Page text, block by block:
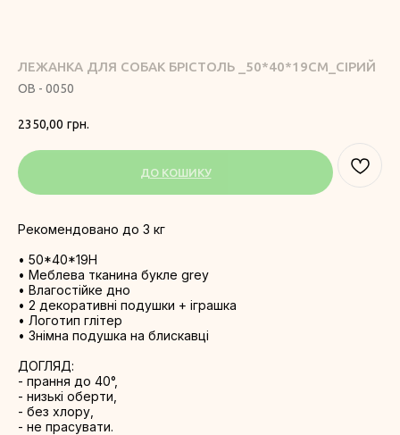
ЛЕЖАНКА ДЛЯ СОБАК БРІСТОЛЬ _50*40*19СМ_СІРИЙ
OB - 0050
2350,00 грн.
ДО КОШИКУ
Рекомендовано до 3 кг
• 50*40*19H
• Меблева тканина букле grey
• Влагостійке дно
• 2 декоративні подушки + іграшка
• Логотип глітер
• Знімна подушка на блискавці
ДОГЛЯД:
- прання до 40°,
- низькі оберти,
- без хлору,
- не прасувати.